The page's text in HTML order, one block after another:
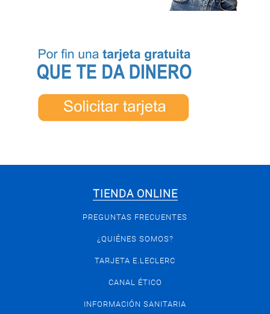
TIENDA ONLINE
PREGUNTAS FRECUENTES
¿QUIÉNES SOMOS?
TARJETA E.LECLERC
CANAL ÉTICO
INFORMACIÓN SANITARIA